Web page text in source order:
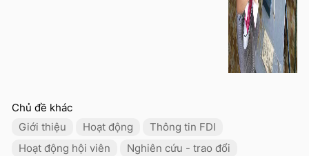
Chủ đề khác
Giới thiệu
Hoạt động
Thông tin FDI
Hoạt động hội viên
Nghiên cứu - trao đổi